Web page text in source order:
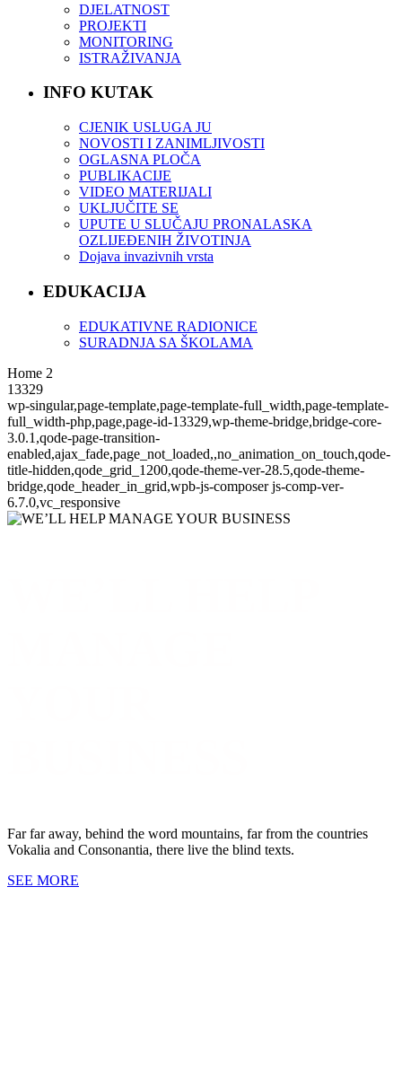
DJELATNOST
PROJEKTI
MONITORING
ISTRAŽIVANJA
INFO KUTAK
CJENIK USLUGA JU
NOVOSTI I ZANIMLJIVOSTI
OGLASNA PLOČA
PUBLIKACIJE
VIDEO MATERIJALI
UKLJUČITE SE
UPUTE U SLUČAJU PRONALASKA
OZLIJEĐENIH ŽIVOTINJA
Dojava invazivnih vrsta
EDUKACIJA
EDUKATIVNE RADIONICE
SURADNJA SA ŠKOLAMA
Home 2
13329
wp-singular,page-template,page-template-full_width,page-template-
full_width-php,page,page-id-13329,wp-theme-bridge,bridge-core-
3.0.1,qode-page-transition-
enabled,ajax_fade,page_not_loaded,,no_animation_on_touch,qode-
title-hidden,qode_grid_1200,qode-theme-ver-28.5,qode-theme-
bridge,qode_header_in_grid,wpb-js-composer js-comp-ver-
6.7.0,vc_responsive
Far far away, behind the word mountains, far from the countries
Vokalia and Consonantia, there live the blind texts.
SEE MORE